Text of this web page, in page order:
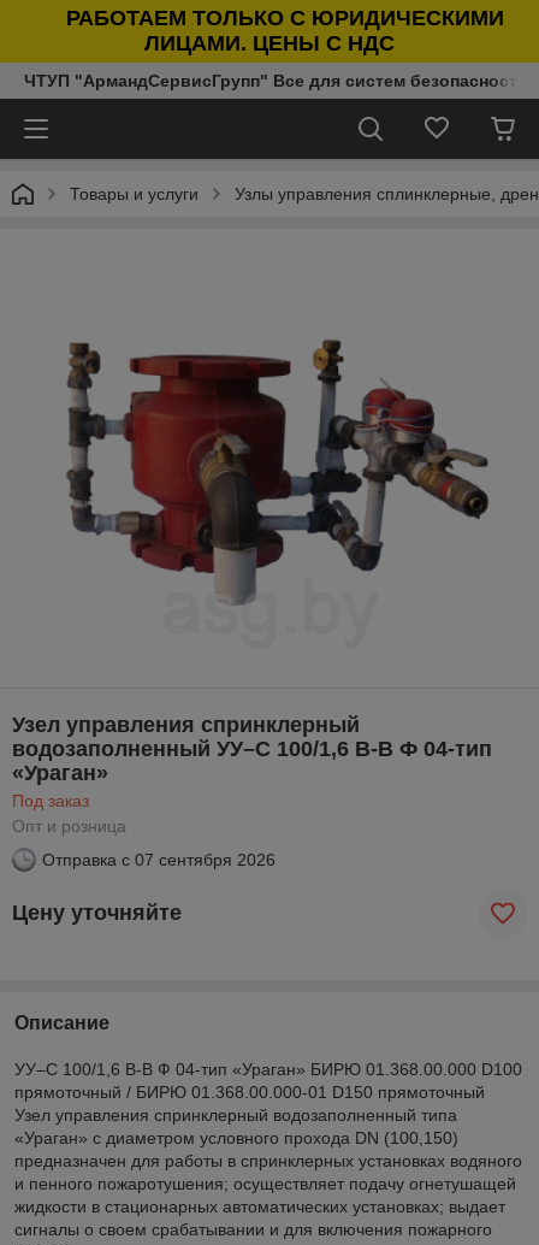
РАБОТАЕМ ТОЛЬКО С ЮРИДИЧЕСКИМИ
ЛИЦАМИ. ЦЕНЫ С НДС
ЧТУП "АрмандСервисГрупп" Все для систем безопасности
Товары и услуги Узлы управления сплинклерные,
Узел управления спринклерный
водозаполненный УУ–С 100/1,6 В-В Ф 04-тип
«Ураган»
Под заказ
Опт и розница
Отправка с 07 сентября 2026
Цену уточняйте
Описание
УУ–С 100/1,6 В-В Ф 04-тип «Ураган» БИРЮ 01.368.00.000 D100
прямоточный / БИРЮ 01.368.00.000-01 D150 прямоточный
Узел управления спринклерный водозаполненный типа
«Ураган» с диаметром условного прохода DN (100,150)
предназначен для работы в спринклерных установках водяного
и пенного пожаротушения; осуществляет подачу огнетушащей
жидкости в стационарных автоматических установках; выдает
сигналы о своем срабатывании и для включения пожарного